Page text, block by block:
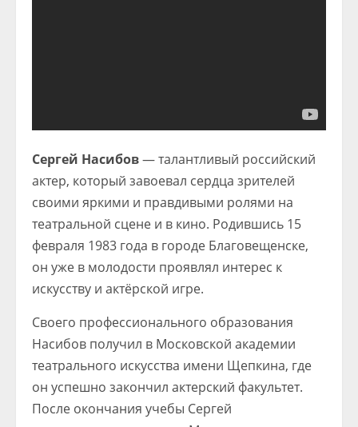
Сергей Насибов— талантливый российский
актер, который завоевал сердца зрителей
своими яркими и правдивыми ролями на
театральной сцене и в кино. Родившись 15
февраля 1983 года в городе Благовещенске,
он уже в молодости проявлял интерес к
искусству и актёрской игре.
Своего профессионального образования
Насибов получил в Московской академии
театрального искусства имени Щепкина, где
он успешно закончил актерский факультет.
После окончания учебы Сергей